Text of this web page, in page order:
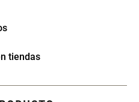
tiendas
Almohada Memory + Gel